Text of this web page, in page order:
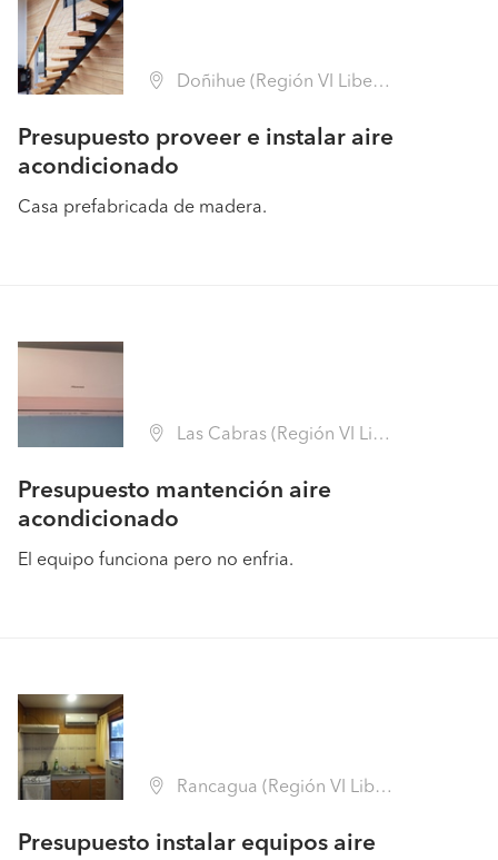
Doñihue (Región VI Libertador B. O'Higgins - Cachapoal)
Presupuesto proveer e instalar aire
acondicionado
Casa prefabricada de madera.
Las Cabras (Región VI Libertador B. O'Higgins - Cachapoal)
Presupuesto mantención aire
acondicionado
El equipo funciona pero no enfria.
Rancagua (Región VI Libertador B. O'Higgins - Cachapoal)
Presupuesto instalar equipos aire